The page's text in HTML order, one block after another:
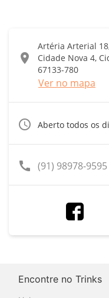
location_on
Artéria Arterial
Cidade Nova 4,
67133-780
Ver no mapa
access_time Aberto todos os
call (91) 98978-9595
Encontre no Trinks